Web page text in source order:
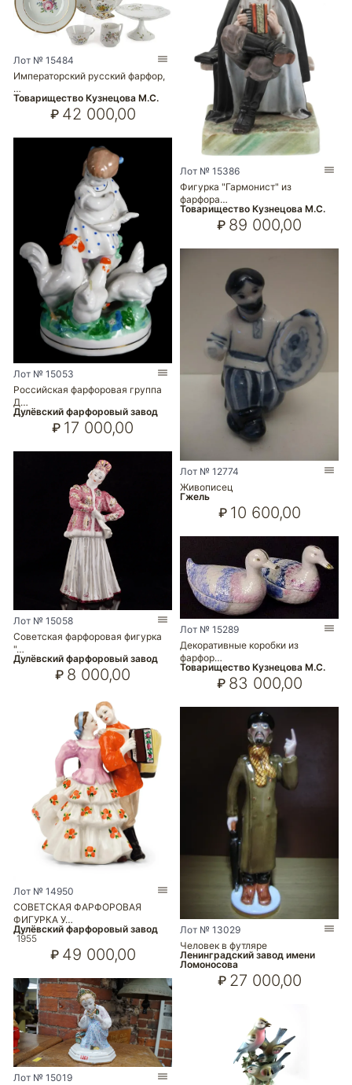
Лот № 15484
Императорский русский фарфор,
…
Товарищество Кузнецова М.С.
₽ 42 000,00
Лот № 15053
Российская фарфоровая группа
Д…
Дулёвский фарфоровый завод
₽ 17 000,00
Лот № 15058
Советская фарфоровая фигурка
"…
Дулёвский фарфоровый завод
₽ 8 000,00
Лот № 14950
СОВЕТСКАЯ ФАРФОРОВАЯ
ФИГУРКА У…
Дулёвский фарфоровый завод
1955
₽ 49 000,00
Лот № 15019
Лот № 15386
Фигурка "Гармонист" из
фарфора…
Товарищество Кузнецова М.С.
₽ 89 000,00
Лот № 12774
Живописец
Гжель
₽ 10 600,00
Лот № 15289
Декоративные коробки из
фарфор…
Товарищество Кузнецова М.С.
₽ 83 000,00
Лот № 13029
Человек в футляре
Ленинградский завод имени
Ломоносова
₽ 27 000,00